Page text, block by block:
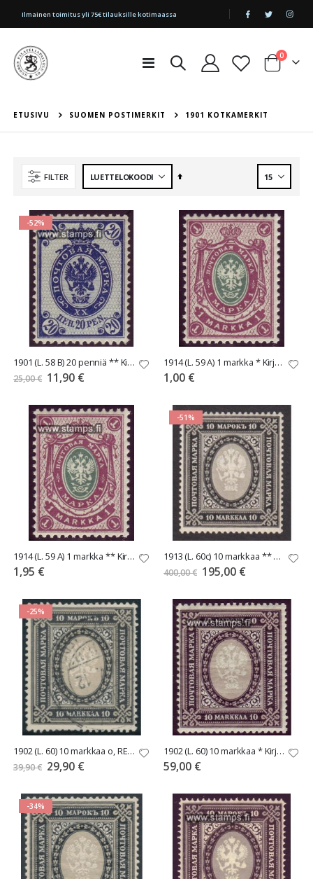
|
Ilmainen toimitus yli 75€ tilauksille kotimaassa
Toggle
Cart
0tuotetta
ETUSIVU SUOMEN POSTIMERKIT 1901 KOTKAMERKIT
FILTER
Aseta
-52%
1901 (L. 58 B) 20 penniä ** Kirjapainojulkaisu, B-hammaste
25,00 € Tarjoushinta
11,90 €
1914 (L. 59 A) 1 markka * Kirjapainojulkaisu A-hammaste
1,00 €
1914 (L. 59 A) 1 markka ** Kirjapainojulkaisu A-hammaste
1,95 €
-51%
1913 (L. 60c) 10 markkaa ** pikimusta harvinainen L. 400€
400,00 € Tarjoushinta
195,00 €
-25%
1902 (L. 60) 10 markkaa o, REUNAVESILEIMA siirtynyt
39,90 € Tarjoushinta
29,90 €
1902 (L. 60) 10 markkaa * Kirjapainojulkaisu
59,00 €
-34%